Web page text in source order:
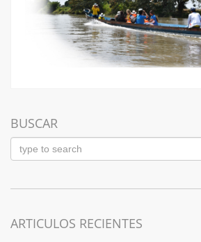
BUSCAR
ARTICULOS RECIENTES